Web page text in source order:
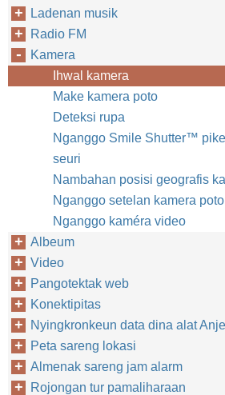
Ladenan musik
Radio FM
Kamera
Ihwal kamera
Make kamera poto
Deteksi rupa
Nganggo Smile Shutter™‎
seuri
Nambahan posisi geografis
Nganggo setelan kamera poto
Nganggo kaméra video
Albeum
Video
Pangotektak web
Konektipitas
Nyingkronkeun data dina alat
Peta sareng lokasi
Almenak sareng jam alarm
Rojongan tur pamaliharaan